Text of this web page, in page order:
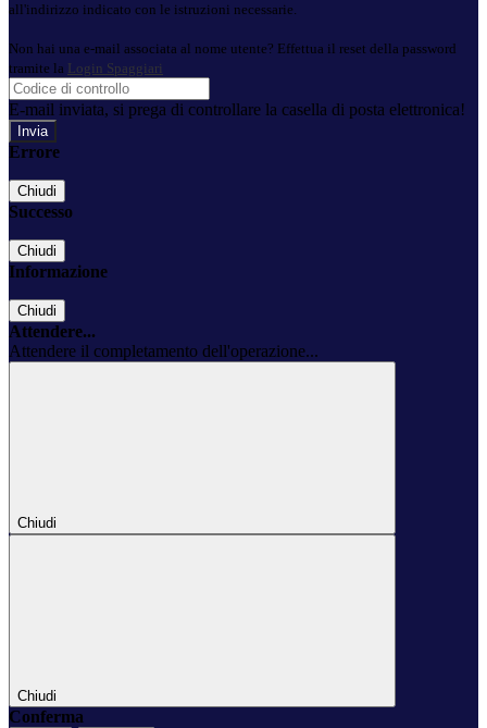
all'indirizzo indicato con le istruzioni necessarie.
Non hai una e-mail associata al nome utente? Effettua il reset della password
tramite la Login Spaggiari
E-mail inviata, si prega di controllare la casella di posta elettronica!
Errore
Chiudi
Successo
Chiudi
Informazione
Chiudi
Attendere...
Attendere il completamento dell'operazione...
Chiudi
Chiudi
Conferma